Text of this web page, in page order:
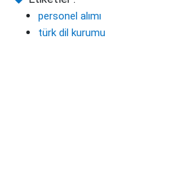
personel alımı
türk dil kurumu